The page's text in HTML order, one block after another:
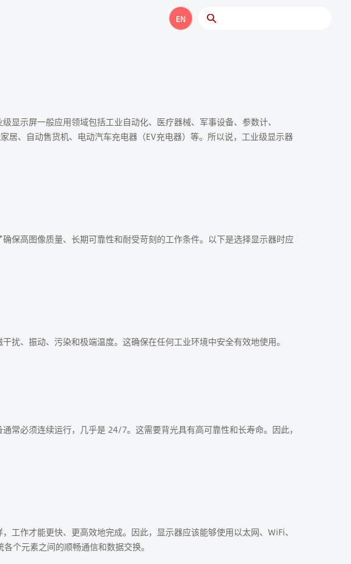
EN
显示屏一般应用领域包括工业自动化、医疗器械、军事设备、参数计、
居、自动售货机、电动汽车充电器（EV充电器）等。所以说，工业级显示器
保高图像质量、长期可靠性和耐受苛刻的工作条件。以下是选择显示器时应
扰、振动、污染和极端温度。这确保在任何工业环境中安全有效地使用。
常必须连续运行，几乎是 24/7。这需要背光具有高可靠性和长寿命。因此，
工作才能更快、更高效地完成。因此，显示器应该能够使用以太网、WiFi、
个元素之间的顺畅通信和数据交换。